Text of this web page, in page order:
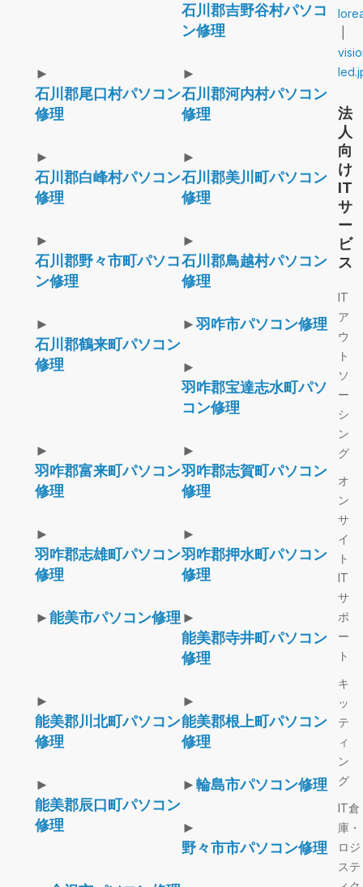
石川郡吉野谷村パソコ
ン修理
►
石川郡尾口村パソコン
修理
►
石川郡河内村パソコン
修理
►
石川郡白峰村パソコン
修理
►
石川郡美川町パソコン
修理
►
石川郡野々市町パソコ
ン修理
►
石川郡鳥越村パソコン
修理
►
石川郡鶴来町パソコン
修理
►羽咋市パソコン修理
►
羽咋郡宝達志水町パソ
コン修理
►
羽咋郡富来町パソコン
修理
►
羽咋郡志賀町パソコン
修理
►
羽咋郡志雄町パソコン
修理
►
羽咋郡押水町パソコン
修理
►能美市パソコン修理 ►
能美郡寺井町パソコン
修理
►
能美郡川北町パソコン
修理
►
能美郡根上町パソコン
修理
►
能美郡辰口町パソコン
修理
►輪島市パソコン修理
►
野々市市パソコン修理
法
人
向
け
IT
サ
ー
ビ
ス
IT
ア
ウ
ト
ソ
ー
シ
ン
グ
オ
ン
サ
イ
ト
IT
サ
ポ
ー
ト
キ
ッ
テ
ィ
ン
グ
IT倉
庫・
ロジ
ステ